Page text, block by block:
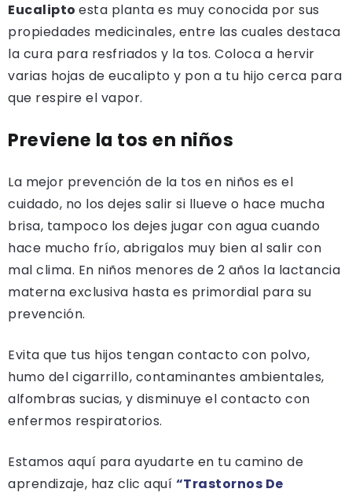
Eucalipto esta planta es muy conocida por sus
propiedades medicinales, entre las cuales destaca
la cura para resfriados y la tos. Coloca a hervir
varias hojas de eucalipto y pon a tu hijo cerca para
que respire el vapor.
Previene la tos en niños
La mejor prevención de la tos en niños es el
cuidado, no los dejes salir si llueve o hace mucha
brisa, tampoco los dejes jugar con agua cuando
hace mucho frío, abrigalos muy bien al salir con
mal clima. En niños menores de 2 años la lactancia
materna exclusiva hasta es primordial para su
prevención.
Evita que tus hijos tengan contacto con polvo,
humo del cigarrillo, contaminantes ambientales,
alfombras sucias, y disminuye el contacto con
enfermos respiratorios.
Estamos aquí para ayudarte en tu camino de
aprendizaje, haz clic aquí “Trastornos De